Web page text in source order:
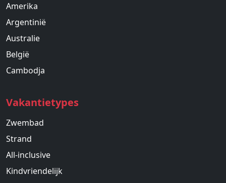
Amerika
Argentinië
Australie
België
Cambodja
Vakantietypes
Zwembad
Strand
All-inclusive
Kindvriendelijk